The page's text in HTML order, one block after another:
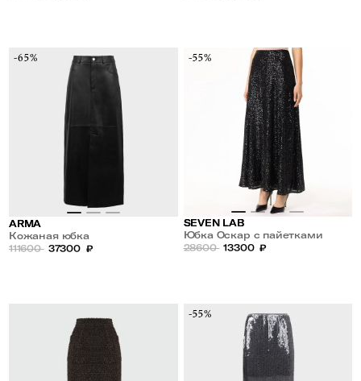
-65%
ARMA
Кожаная юбка
111600 37300 ₽
-55%
SEVEN LAB
Юбка Оскар с пайетками
28600 13300 ₽
-55%